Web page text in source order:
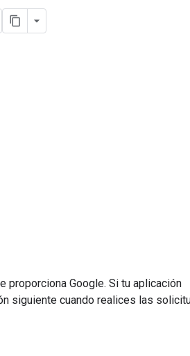
proporciona Google. Si tu aplicación
siguiente cuando realices las